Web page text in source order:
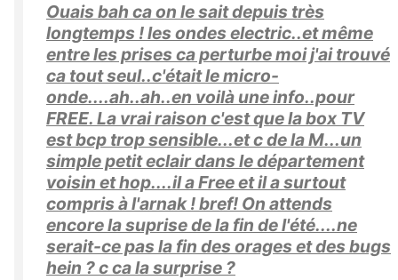
Ouais bah ca on le sait depuis très
longtemps ! les ondes electric..et même
entre les prises ca perturbe moi j'ai trouvé
ca tout seul..c'était le micro-
onde....ah..ah..en voilà une info..pour
FREE. La vrai raison c'est que la box TV
est bcp trop sensible...et c de la M...un
simple petit eclair dans le département
voisin et hop....il a Free et il a surtout
compris à l'arnak ! bref! On attends
encore la suprise de la fin de l'été....ne
serait-ce pas la fin des orages et des bugs
hein ? c ca la surprise ?